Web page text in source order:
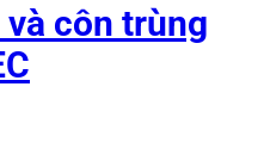
côn trùng